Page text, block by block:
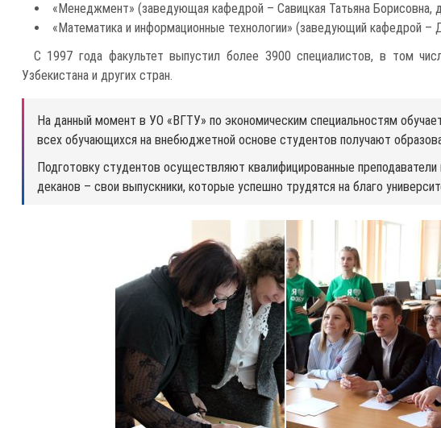
«Менеджмент» (заведующая кафедрой – Савицкая Татьяна Борисовна,
«Математика и информационные технологии» (заведующий кафедрой
С 1997 года факультет выпустил более 3900 специалистов, в том
Узбекистана и других стран.
На данный момент в УО «ВГТУ» по экономическим специальностям
всех обучающихся на внебюджетной основе студентов получают
Подготовку студентов осуществляют квалифицированные
деканов – свои выпускники, которые успешно трудятся на благо